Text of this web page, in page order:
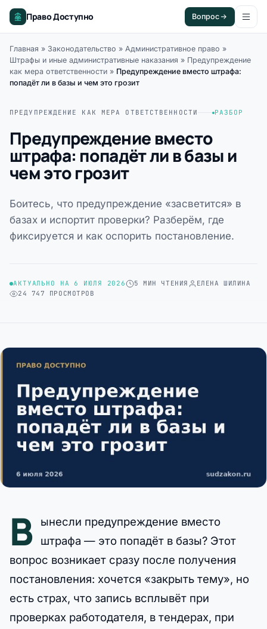
Право Доступно Вопрос
Главная » Законодательство » Административное право »
Штрафы и иные административные наказания » Предупреждение
как мера ответственности » Предупреждение вместо штрафа:
попадёт ли в базы и чем это грозит
ПРЕДУПРЕЖДЕНИЕ КАК МЕРА ОТВЕТСТВЕННОСТИ РАЗБОР
Предупреждение вместо
штрафа: попадёт ли в базы и
чем это грозит
Боитесь, что предупреждение «засветится» в
базах и испортит проверки? Разберём, где
фиксируется и как оспорить постановление.
АКТУАЛЬНО НА 6 ИЮЛЯ 2026 5 МИН ЧТЕНИЯ
ЕЛЕНА ШИЛИНА
24 747 ПРОСМОТРОВ
В
ынесли предупреждение вместо
штрафа — это попадёт в базы? Этот
вопрос возникает сразу после получения
постановления: хочется «закрыть тему», но
есть страх, что запись всплывёт при
проверках работодателя, в тендерах, при